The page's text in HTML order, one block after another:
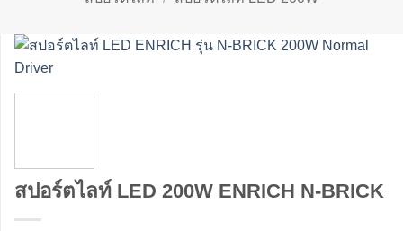
สปอร์ตไลท์ LED 200W ENRICH N-BRICK